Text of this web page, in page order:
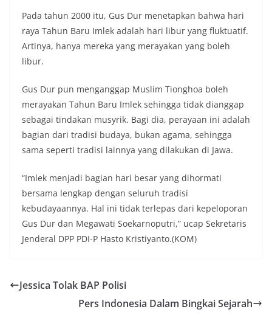
Pada tahun 2000 itu, Gus Dur menetapkan bahwa hari
raya Tahun Baru Imlek adalah hari libur yang fluktuatif.
Artinya, hanya mereka yang merayakan yang boleh
libur.
Gus Dur pun menganggap Muslim Tionghoa boleh
merayakan Tahun Baru Imlek sehingga tidak dianggap
sebagai tindakan musyrik. Bagi dia, perayaan ini adalah
bagian dari tradisi budaya, bukan agama, sehingga
sama seperti tradisi lainnya yang dilakukan di Jawa.
“Imlek menjadi bagian hari besar yang dihormati
bersama lengkap dengan seluruh tradisi
kebudayaannya. Hal ini tidak terlepas dari kepeloporan
Gus Dur dan Megawati Soekarnoputri,” ucap Sekretaris
Jenderal DPP PDI-P Hasto Kristiyanto.(KOM)
Jessica Tolak BAP Polisi
Pers Indonesia Dalam Bingkai Sejarah